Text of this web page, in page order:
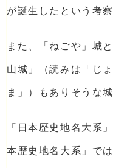
が誕生したという考察
また、「ねごや」城
山城」（読みは「じ
ま」）もありそうな城
「日本歴史地名大系
本歴史地名大系」で